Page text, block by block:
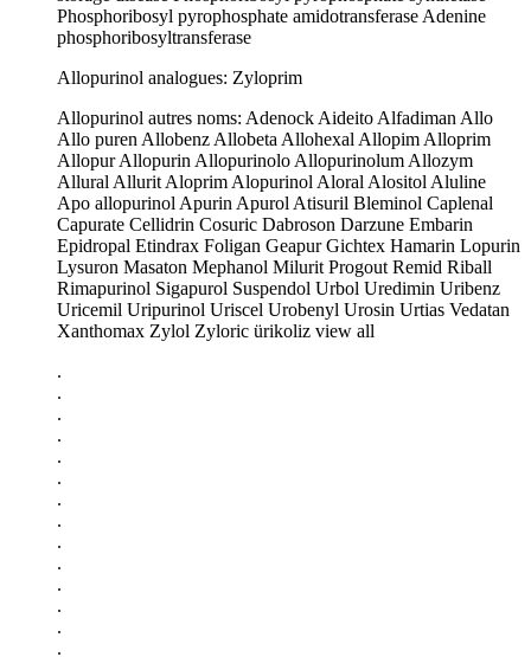
Phosphoribosyl pyrophosphate amidotransferase Adenine
phosphoribosyltransferase
Allopurinol analogues: Zyloprim
Allopurinol autres noms: Adenock Aideito Alfadiman Allo
Allo puren Allobenz Allobeta Allohexal Allopim Alloprim
Allopur Allopurin Allopurinolo Allopurinolum Allozym
Allural Allurit Aloprim Alopurinol Aloral Alositol Aluline
Apo allopurinol Apurin Apurol Atisuril Bleminol Caplenal
Capurate Cellidrin Cosuric Dabroson Darzune Embarin
Epidropal Etindrax Foligan Geapur Gichtex Hamarin Lopurin
Lysuron Masaton Mephanol Milurit Progout Remid Riball
Rimapurinol Sigapurol Suspendol Urbol Uredimin Uribenz
Uricemil Uripurinol Uriscel Urobenyl Urosin Urtias Vedatan
Xanthomax Zylol Zyloric ürikoliz view all
.
.
.
.
.
.
.
.
.
.
.
.
.
.